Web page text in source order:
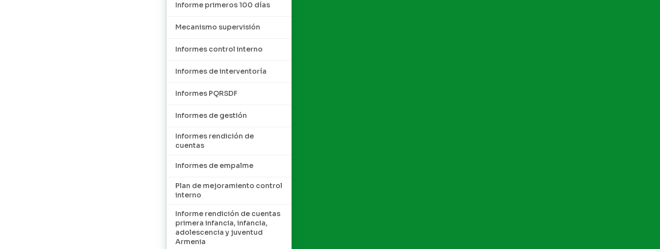
Informe primeros 100 días
Mecanismo supervisión
Informes control interno
Informes de interventoría
Informes PQRSDF
Informes de gestión
Informes rendición de
cuentas
Informes de empalme
Plan de mejoramiento control
interno
Informe rendición de cuentas
primera infancia, infancia,
adolescencia y juventud
Armenia